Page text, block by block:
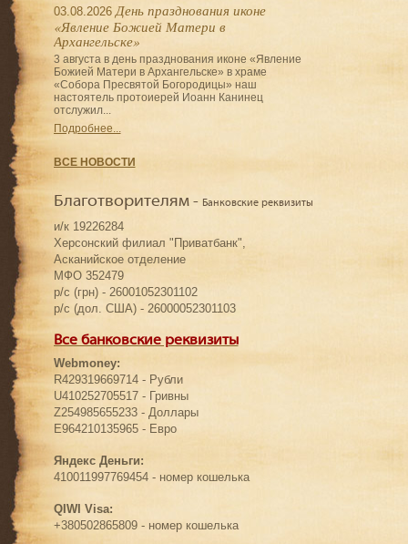
03.08.2026 День празднования иконе
«Явление Божией Матери в
Архангельске»
3 августа в день празднования иконе «Явление
Божией Матери в Архангельске» в храме
«Собора Пресвятой Богородицы» наш
настоятель протоиерей Иоанн Канинец
отслужил...
Подробнее...
ВСЕ НОВОСТИ
Благотворителям - Банковские реквизиты
и/к 19226284
Херсонский филиал "Приватбанк",
Асканийское отделение
МФО 352479
р/с (грн) - 26001052301102
р/с (дол. США) - 26000052301103
Все банковские реквизиты
Webmoney:
R429319669714 - Рубли
U410252705517 - Гривны
Z254985655233 - Доллары
E964210135965 - Евро
Яндекс Деньги:
410011997769454 - номер кошелька
QIWI Visa:
+380502865809 - номер кошелька